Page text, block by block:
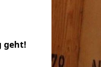
geht!